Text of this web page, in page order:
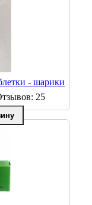
- шарики